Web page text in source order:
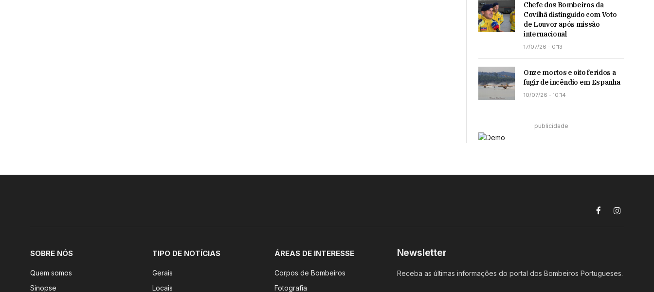
Chefe dos Bombeiros da
Covilhã distinguido com Voto
de Louvor após missão
internacional
17/07/26 - 0:13
Onze mortos e oito feridos a
fugir de incêndio em Espanha
10/07/26 - 10:14
publicidade
FacebookInstagram
SOBRE NÓS
Quem somos
Sinopse
TIPO DE NOTÍCIAS
Gerais
Locais
ÁREAS DE INTERESSE
Corpos de Bombeiros
Fotografia
Newsletter
Receba as últimas informações do portal dos Bombeiros Portugueses.